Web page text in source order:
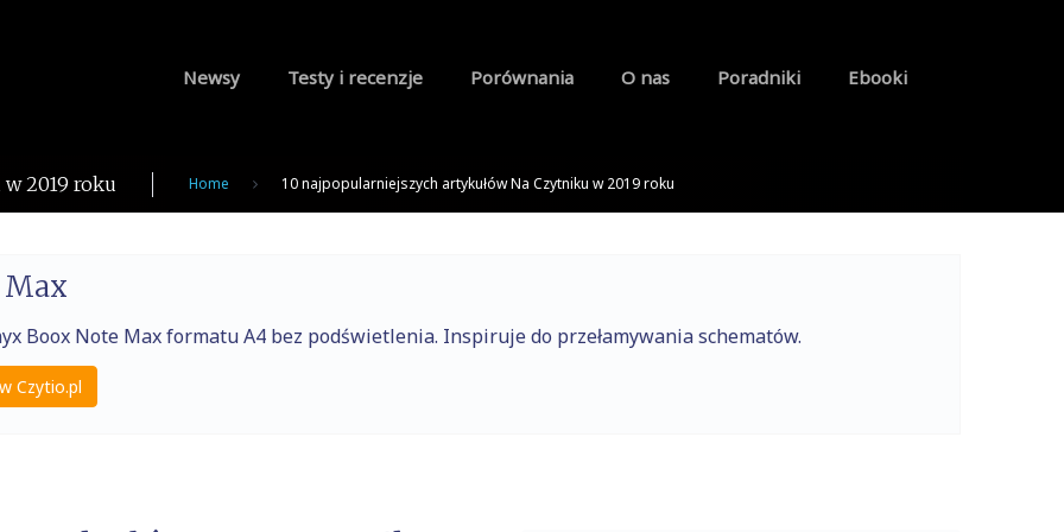
Newsy Testy i recenzje Porównania O nas Poradniki Ebooki
2019 roku Home 10 najpopularniejszych artykułów Na Czytniku w 2019 roku
Boox Note Max formatu A4 bez podświetlenia. Inspiruje do przełamywania schematów.
Czytio.pl